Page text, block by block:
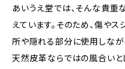
あいうえ堂では、そんな貴重
えています。そのため、傷や
所や隠れる部分に使用しなが
天然皮革ならではの風合いと